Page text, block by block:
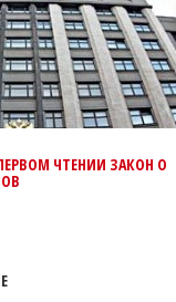
ЧТЕНИИ ЗАКОН О